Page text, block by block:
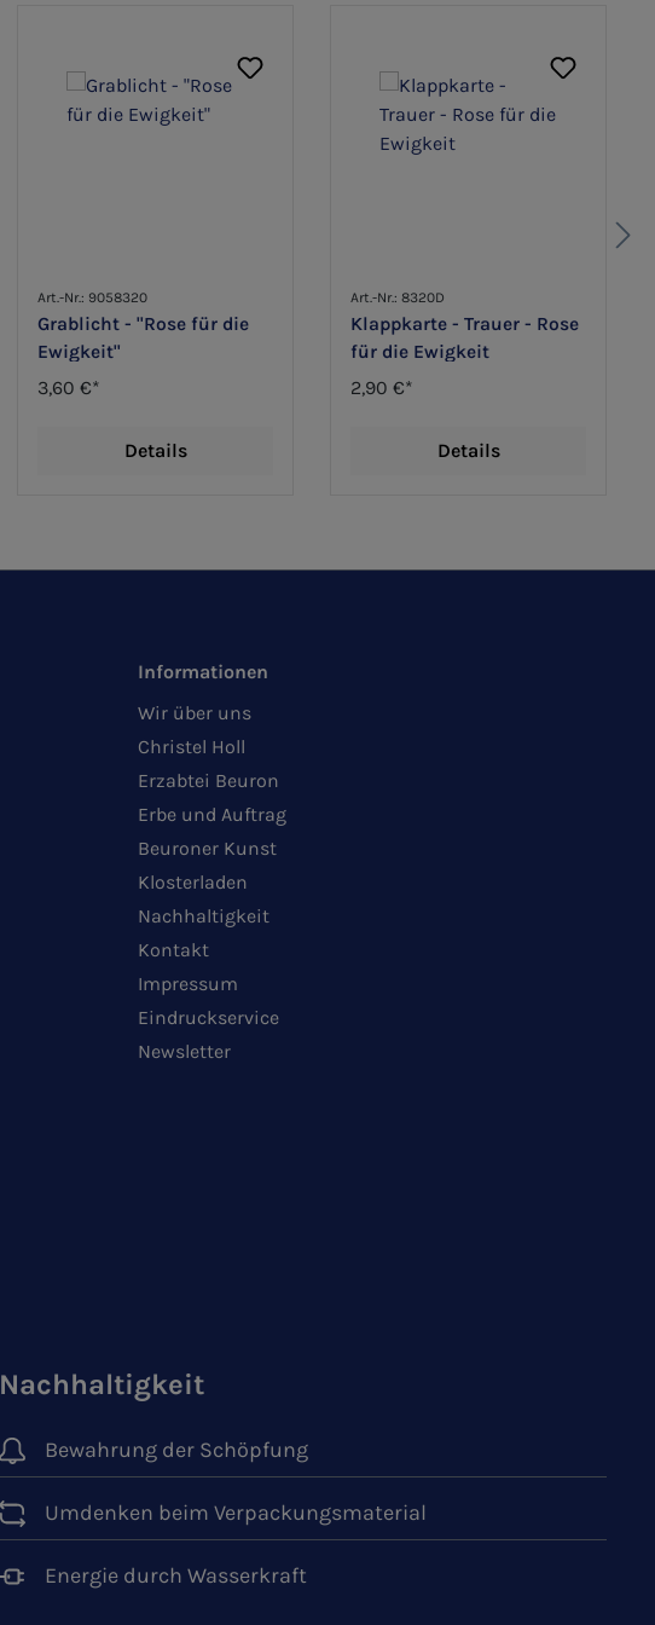
Art.-Nr.: 9058320
Grablicht - "Rose für die
Ewigkeit"
3,60 €*
Details
Art.-Nr.: 8320D
Klappkarte - Trauer - Rose
für die Ewigkeit
2,90 €*
Details
Informationen
Wir über uns
Christel Holl
Erzabtei Beuron
Erbe und Auftrag
Beuroner Kunst
Klosterladen
Nachhaltigkeit
Kontakt
Impressum
Eindruckservice
Newsletter
Nachhaltigkeit
Bewahrung der Schöpfung
Umdenken beim Verpackungsmaterial
Energie durch Wasserkraft